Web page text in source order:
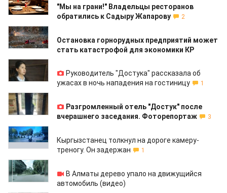
"Мы на грани!" Владельцы ресторанов
обратились к Садыру Жапарову
2
08.10.2020
Остановка горнорудных предприятий может
стать катастрофой для экономики КР
07.10.2020
Руководитель "Достука" рассказала об
ужасах в ночь нападения на гостиницу
1
07.10.2020
Разгромленный отель "Достук" после
вчерашнего заседания. Фоторепортаж
3
11.09.2020
Кыргызстанец толкнул на дороге камеру-
треногу. Он задержан
1
28.07.2020
В Алматы дерево упало на движущийся
автомобиль (видео)